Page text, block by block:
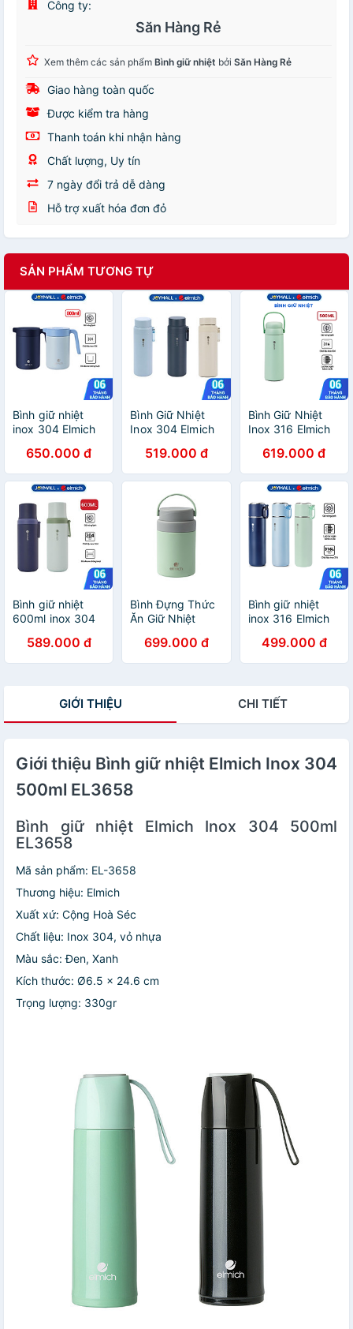
Công ty:
Săn Hàng Rẻ
Xem thêm các sản phẩm Bình giữ nhiệt bởi Săn Hàng Rẻ
Giao hàng toàn quốc
Được kiểm tra hàng
Thanh toán khi nhận hàng
Chất lượng, Uy tín
7 ngày đổi trả dễ dàng
Hỗ trợ xuất hóa đơn đỏ
SẢN PHẨM TƯƠNG TỰ
Bình giữ nhiệt
inox 304 Elmich
tích 800ml, Hàng
chính hãng, tay
cầm to, đế
silicone chống
trượt - JoyMall
650.000 đ
Bình Giữ Nhiệt
Inox 304 Elmich
EL8382 810ml,
Hàng Chính
Hãng,Quai Xách
Tiện Lợi-JoyMall
519.000 đ
Bình Giữ Nhiệt
Inox 316 Elmich
Hàng Chính
Hãng, Có Lưới
Lọc Trà, Cấu Tạo
2 Nắp-JoyMall
619.000 đ
Bình giữ nhiệt
600ml inox 304
Hàng chính hãng,
Giữ lạnh đến
xách - JoyMall
589.000 đ
Bình Đựng Thức
Ăn Giữ Nhiệt
750ml, Hàng
Chính Hãng, Inox
699.000 đ
Bình giữ nhiệt
inox 316 Elmich
Hàng chính hãng,
nắp dùng làm
499.000 đ
GIỚI THIỆU CHI TIẾT
Giới thiệu Bình giữ nhiệt Elmich Inox 304
500ml EL3658
Bình giữ nhiệt Elmich Inox 304 500ml
EL3658
Mã sản phẩm: EL-3658
Thương hiệu: Elmich
Xuất xứ: Cộng Hoà Séc
Chất liệu: Inox 304, vỏ nhựa
Màu sắc: Đen, Xanh
Kích thước: Ø6.5 x 24.6 cm
Trọng lượng: 330gr